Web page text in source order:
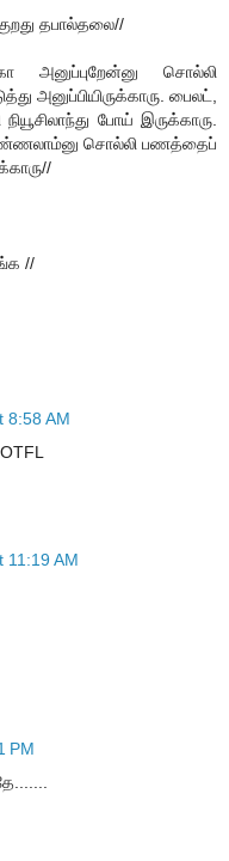
தபால்தலை//
அனுப்புறேன்னு சொல்லி
அனுப்பியிருக்காரு. பைலட்,
போய் இருக்காரு.
பண்ணலாம்னு சொல்லி பணத்தைப்
//
8:58 AM
11:19 AM
PM